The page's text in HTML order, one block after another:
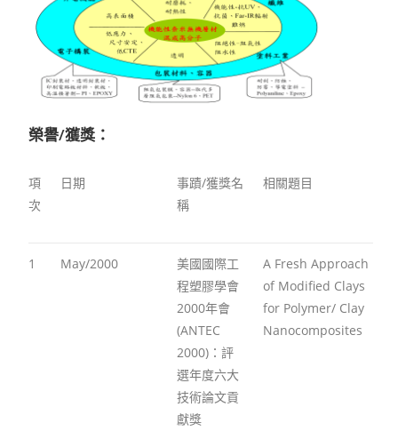
榮譽/獲獎：
項
次
日期
事蹟/獲獎名
稱
相關題目
1 May/2000
美國國際工
程塑膠學會
2000年會
(ANTEC
2000)：評
選年度六大
技術論文貢
獻獎
A Fresh Approach
of Modified Clays
for Polymer/ Clay
Nanocomposites